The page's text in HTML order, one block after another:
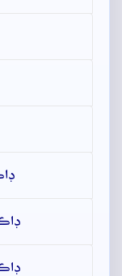
ڊاڪٽر
ڊاڪٽر